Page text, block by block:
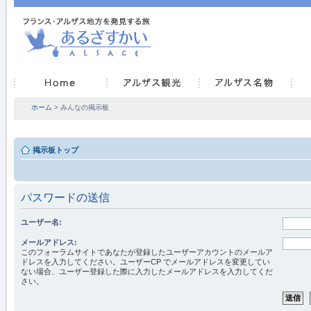
ホーム > みんなの掲示板
掲示板トップ
パスワードの送信
ユーザー名:
メールアドレス:
このフォーラムサイトであなたが登録したユーザーアカウントのメールア
ドレスを入力してください。ユーザーCP でメールアドレスを変更してい
ない場合、ユーザー登録した際に入力したメールアドレスを入力してくだ
さい。